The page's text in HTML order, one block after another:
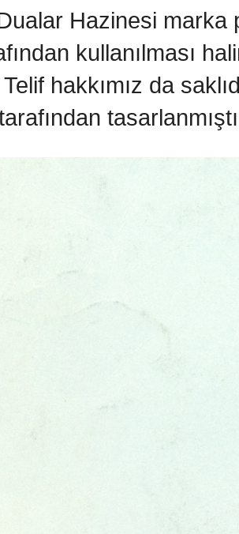
Hazinesi marka
kullanılması
Telif hakkımız da